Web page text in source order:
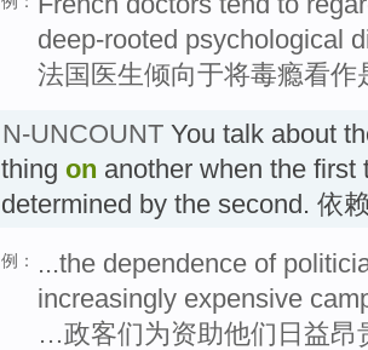
deep-rooted psychological
法国医生倾向于将毒瘾看
N-UNCOUNT You talk about
thing on another when the
determined by the second. 依
例：
...the dependence of
increasingly expensive
…政客们为资助他们日益昂